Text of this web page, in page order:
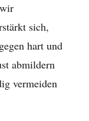
sich,
hart und
abmildern
vermeiden